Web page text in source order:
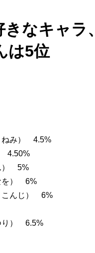
きなキャ
は5位
ねみ） 4.5%
4.50%
） 5%
を） 6%
こんじ） 6%
り） 6.5%